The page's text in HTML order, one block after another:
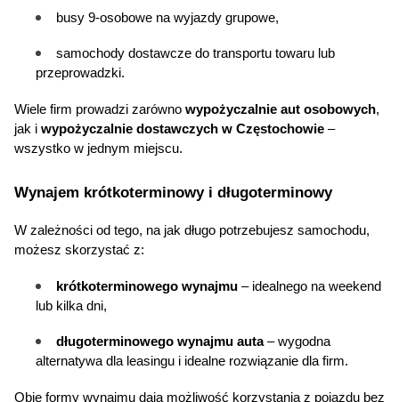
busy 9-osobowe na wyjazdy grupowe,
samochody dostawcze do transportu towaru lub
przeprowadzki.
Wiele firm prowadzi zarówno wypożyczalnie aut osobowych,
jak i wypożyczalnie dostawczych w Częstochowie –
wszystko w jednym miejscu.
Wynajem krótkoterminowy i długoterminowy
W zależności od tego, na jak długo potrzebujesz samochodu,
możesz skorzystać z:
krótkoterminowego wynajmu – idealnego na weekend
lub kilka dni,
długoterminowego wynajmu auta – wygodna
alternatywa dla leasingu i idealne rozwiązanie dla firm.
Obie formy wynajmu dają możliwość korzystania z pojazdu bez